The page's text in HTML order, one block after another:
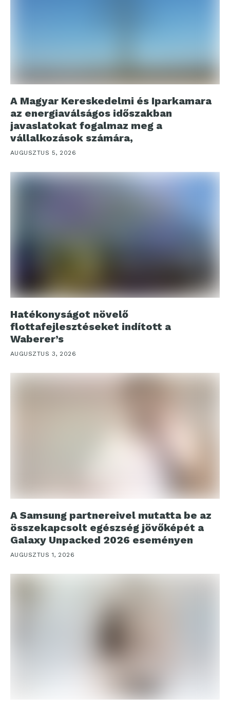
A Magyar Kereskedelmi és Iparkamara
az energiaválságos időszakban
javaslatokat fogalmaz meg a
vállalkozások számára,
AUGUSZTUS 5, 2026
Hatékonyságot növelő
flottafejlesztéseket indított a
Waberer’s
AUGUSZTUS 3, 2026
A Samsung partnereivel mutatta be az
összekapcsolt egészség jövőképét a
Galaxy Unpacked 2026 eseményen
AUGUSZTUS 1, 2026